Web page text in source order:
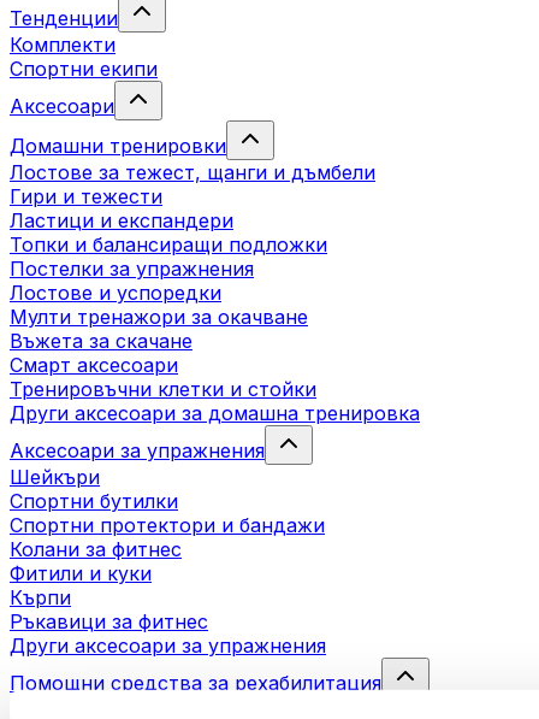
Тенденции
Комплекти
Спортни екипи
Аксесоари
Домашни тренировки
Лостове за тежест, щанги и дъмбели
Гири и тежести
Ластици и експандери
Топки и балансиращи подложки
Постелки за упражнения
Лостове и успоредки
Мулти тренажори за окачване
Въжета за скачане
Смарт аксесоари
Тренировъчни клетки и стойки
Други аксесоари за домашна тренировка
Аксесоари за упражнения
Шейкъри
Спортни бутилки
Спортни протектори и бандажи
Колани за фитнес
Фитили и куки
Кърпи
Ръкавици за фитнес
Други аксесоари за упражнения
Помощни средства за рехабилитация